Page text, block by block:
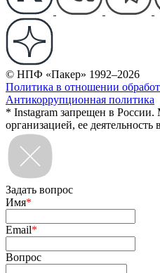
© НПФ «Пакер» 1992–2026
Политика в отношении
Антикоррупционная политика
* Instagram запрещен в России.
организацией, ее деятельность
Задать вопрос
Имя*
Email*
Вопрос